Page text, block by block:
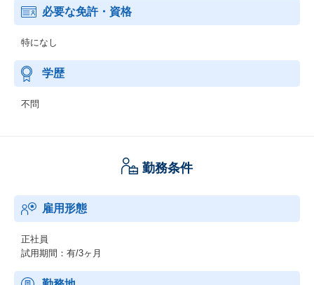
必要な免許・資格
特になし
学歴
不問
勤務条件
雇用形態
正社員
試用期間：有/3ヶ月